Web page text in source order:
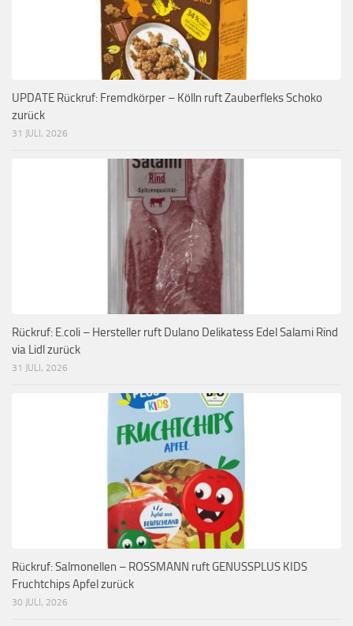
UPDATE Rückruf: Fremdkörper – Kölln ruft Zauberfleks Schoko
zurück
31 JULI, 2026
Rückruf: E.coli – Hersteller ruft Dulano Delikatess Edel Salami Rind
via Lidl zurück
31 JULI, 2026
Rückruf: Salmonellen – ROSSMANN ruft GENUSSPLUS KIDS
Fruchtchips Apfel zurück
30 JULI, 2026